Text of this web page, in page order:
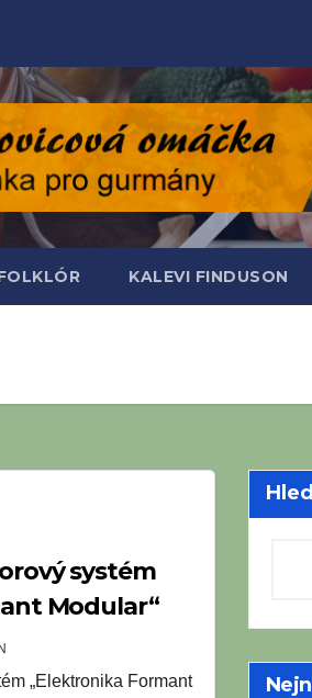
KALEVI FINDUSON
systém
Modular“
„Elektronika Formant